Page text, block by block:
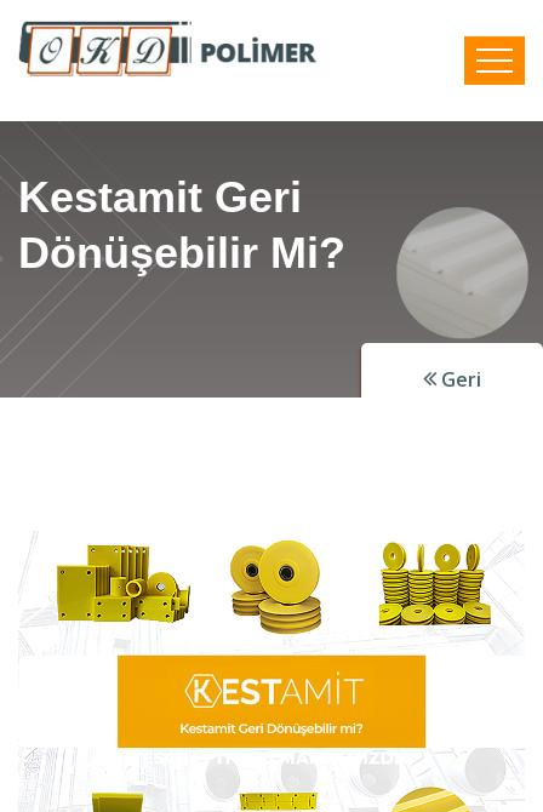
Kestamit Geri
Dönüşebilir Mi?
Geri